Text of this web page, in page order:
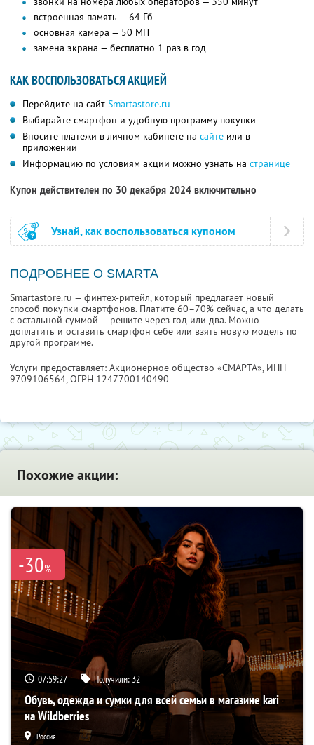
встроенная память — 64 Гб
основная камера — 50 МП
замена экрана — бесплатно 1 раз в год
КАК ВОСПОЛЬЗОВАТЬСЯ АКЦИЕЙ
Перейдите на сайт Smartastore.ru
Выбирайте смартфон и удобную программу покупки
Вносите платежи в личном кабинете на сайте или в
приложении
Информацию по условиям акции можно узнать на странице
Купон действителен по 30 декабря 2024 включительно
Узнай, как воспользоваться купоном
ПОДРОБНЕЕ О SMARTA
Smartastore.ru — финтех-ритейл, который предлагает новый
способ покупки смартфонов. Платите 60–70% сейчас, а что делать
с остальной суммой — решите через год или два. Можно
доплатить и оставить смартфон себе или взять новую модель по
другой программе.
Услуги предоставляет: Акционерное общество «СМАРТА», ИНН
9709106564, ОГРН 1247700140490
Похожие акции:
-30%
07:59:27 Получили: 32
Обувь, одежда и сумки для всей семьи в магазине kari
на Wildberries
Россия